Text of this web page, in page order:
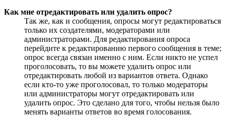
Как мне отредактировать или удалить опрос?
Так же, как и сообщения, опросы могут редактироваться
только их создателями, модераторами или
администраторами. Для редактирования опроса
перейдите к редактированию первого сообщения в теме;
опрос всегда связан именно с ним. Если никто не успел
проголосовать, то вы можете удалить опрос или
отредактировать любой из вариантов ответа. Однако
если кто-то уже проголосовал, то только модераторы
или администраторы могут отредактировать или
удалить опрос. Это сделано для того, чтобы нельзя было
менять варианты ответов во время голосования.